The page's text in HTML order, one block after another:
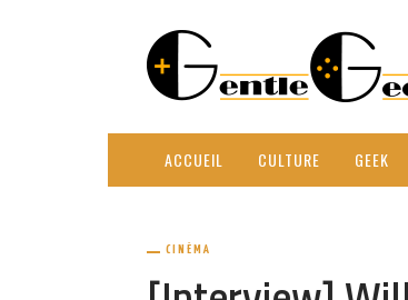
ACCUEIL CULTURE GEEK
CINÉMA